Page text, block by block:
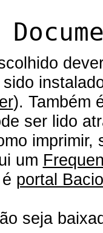
). Também
ser lido
um
portal
seja